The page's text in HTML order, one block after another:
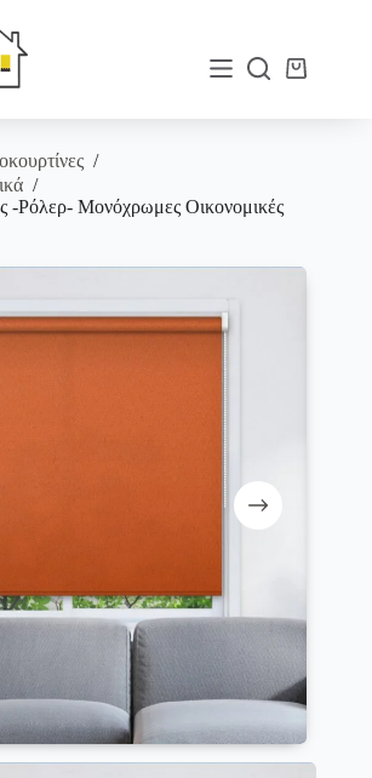
Καλάθι
/
/
-Ρόλερ- Μονόχρωμες Οικονομικές